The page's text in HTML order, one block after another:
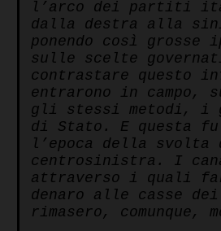
l’arco dei partiti
dalla destra alla
ponendo così grosse
sulle scelte
contrastare questo
entrarono in campo,
gli stessi metodi, i
di Stato. E questa fu
l’epoca della svolta
centrosinistra. I
attraverso i quali
denaro alle casse
rimasero, comunque,